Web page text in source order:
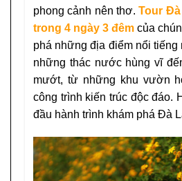
phong cảnh nên thơ.Tour Đà
trong 4 ngày 3 đêm của
phá những địa điểm nổi tiếng
những thác nước hùng vĩ
mướt, từ những khu vườn
công trình kiến trúc độc đáo.
đầu hành trình khám phá Đà